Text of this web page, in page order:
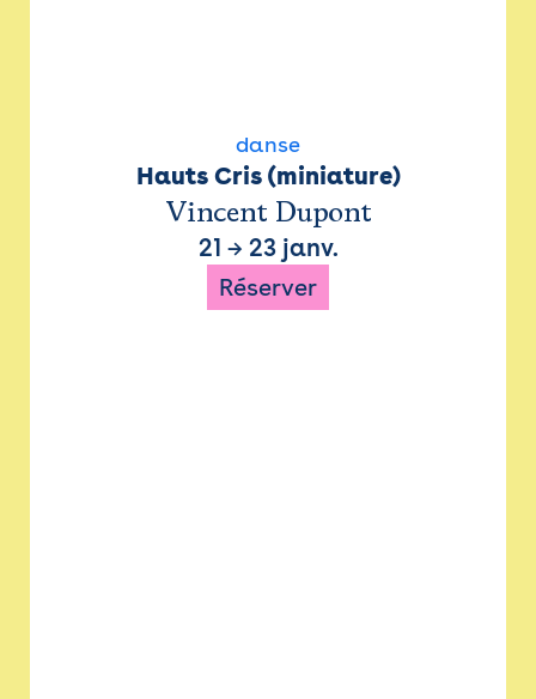
danse
Hauts Cris (miniature)
Vincent Dupont
21 → 23 janv.
Réserver